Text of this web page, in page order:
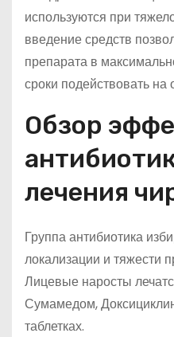
используются при
введение средств
препарата в
сроки подействовать на
Обзор
лечения
Группа антибиотика
локализации и тяжести
Лицевые наросты
Сумамедом,
таблетках.